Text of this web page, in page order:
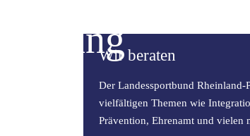
Wir beraten
Der Landessportbund Rheinland-
vielfältigen Themen wie
Prävention, Ehrenamt und vielen